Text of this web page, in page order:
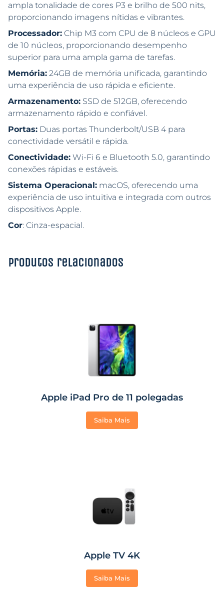
ampla tonalidade de cores P3 e brilho de 500 nits,
proporcionando imagens nítidas e vibrantes.
Processador: Chip M3 com CPU de 8 núcleos e GPU
de 10 núcleos, proporcionando desempenho
superior para uma ampla gama de tarefas.
Memória: 24GB de memória unificada, garantindo
uma experiência de uso rápida e eficiente.
Armazenamento: SSD de 512GB, oferecendo
armazenamento rápido e confiável.
Portas: Duas portas Thunderbolt/USB 4 para
conectividade versátil e rápida.
Conectividade: Wi-Fi 6 e Bluetooth 5.0, garantindo
conexões rápidas e estáveis.
Sistema Operacional: macOS, oferecendo uma
experiência de uso intuitiva e integrada com outros
dispositivos Apple.
Cor: Cinza-espacial.
Produtos relacionados
Apple iPad Pro de 11 polegadas
Saiba Mais
Apple TV 4K
Saiba Mais